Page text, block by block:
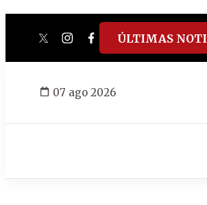
twitterinstagram
facebook
tiktokyoutube
spotify
ÚLTIMAS
07 ago 2026